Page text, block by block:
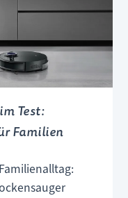
Test:
Familien